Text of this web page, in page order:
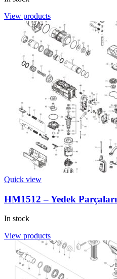
View products
Quick view
HM1512 – Yedek Parçaları
In stock
View products